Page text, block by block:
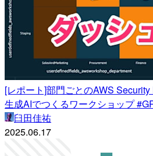
[レポート]部門ごとのAWS
生成AIでつくるワークショップ
臼田佳祐
2025.06.17